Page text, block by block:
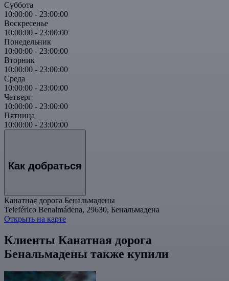
Суббота
10:00:00 - 23:00:00
Воскресенье
10:00:00 - 23:00:00
Понедельник
10:00:00 - 23:00:00
Вторник
10:00:00 - 23:00:00
Среда
10:00:00 - 23:00:00
Четверг
10:00:00 - 23:00:00
Пятница
10:00:00 - 23:00:00
Как добраться
Канатная дорога Бенальмадены
Teleférico Benalmádena, 29630, Бенальмадена
Открыть на карте
Клиенты Канатная дорога
Бенальмадены также купили